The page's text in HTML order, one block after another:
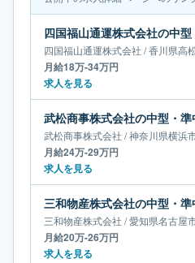
四国福山通運株式会社 /香川県高
月給18万-34万円
求人を見る
武松商事株式会社 /神奈川県横浜
月給24万-29万円
求人を見る
三和物産株式会社 /愛知県名古屋
月給20万-26万円
求人を見る